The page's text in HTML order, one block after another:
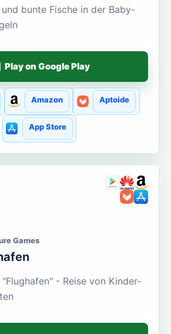
bunte Fische in der Baby-
Play on Google Play
Amazon Aptoide
App Store
Games
- Reise von Kinder-